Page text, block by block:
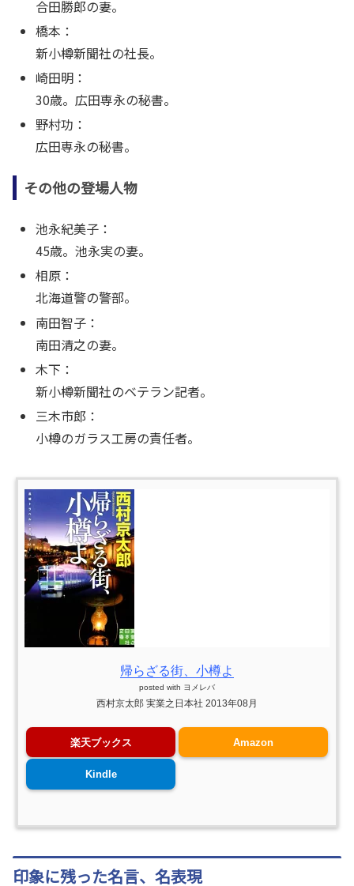
合田勝郎の妻。
橋本：
新小樽新聞社の社長。
崎田明：
30歳。広田専永の秘書。
野村功：
広田専永の秘書。
その他の登場人物
池永紀美子：
45歳。池永実の妻。
相原：
北海道警の警部。
南田智子：
南田清之の妻。
木下：
新小樽新聞社のベテラン記者。
三木市郎：
小樽のガラス工房の責任者。
帰らざる街、小樽よ
posted with ヨメレバ
西村京太郎 実業之日本社 2013年08月
楽天ブックス Amazon
Kindle
印象に残った名言、名表現